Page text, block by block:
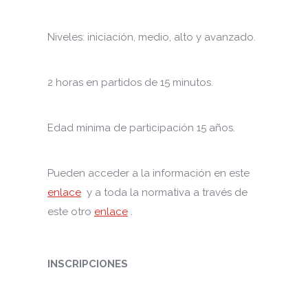
Niveles: iniciación, medio, alto y avanzado.
2 horas en partidos de 15 minutos.
Edad mínima de participación 15 años.
Pueden acceder a la información en este
enlacey a toda la normativa a través de
este otro enlace.
INSCRIPCIONES